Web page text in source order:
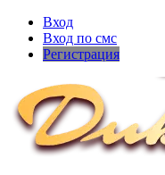
Вход
Вход по смс
Регистрация